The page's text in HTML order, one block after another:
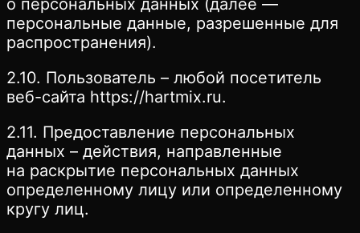
персональные данные, разрешенные для
распространения).
2.10. Пользователь – любой посетитель
веб-сайта https://hartmix.ru.
2.11. Предоставление персональных
данных – действия, направленные
на раскрытие персональных данных
определенному лицу или определенному
кругу лиц.